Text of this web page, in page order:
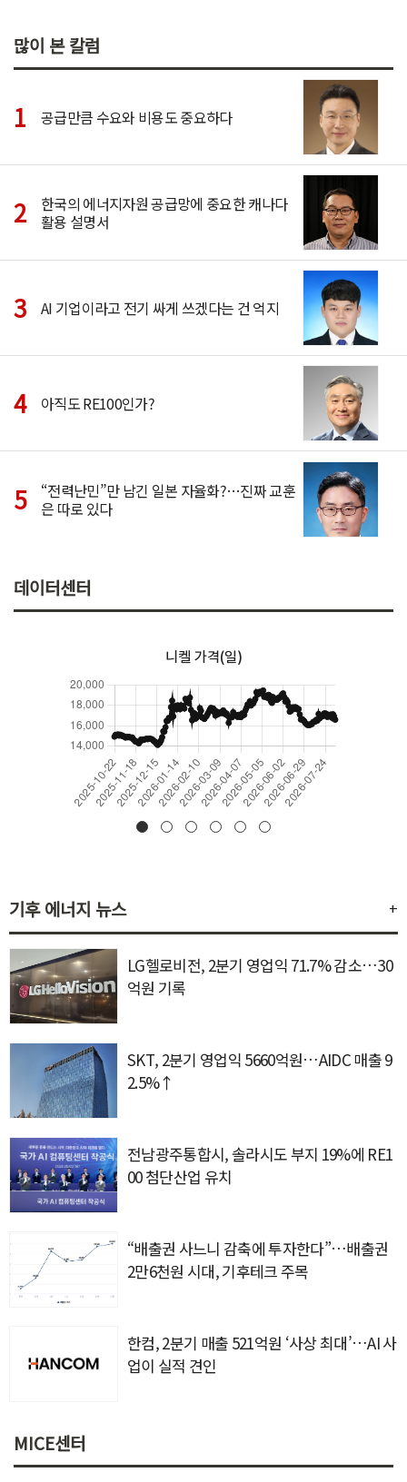
많이 본 칼럼
공급만큼 수요와 비용도 중요하다
한국의 에너지자원 공급망에 중요한 캐나다
활용 설명서
AI 기업이라고 전기 싸게 쓰겠다는 건 억지
아직도 RE100인가?
“전력난민”만 남긴 일본 자율화?…진짜 교훈
은 따로 있다
데이터센터
니켈 가격(일)
기후 에너지 뉴스 +
LG헬로비전, 2분기 영업익 71.7% 감소…30
억원 기록
SKT, 2분기 영업익 5660억원…AIDC 매출 9
2.5%↑
전남광주통합시, 솔라시도 부지 19%에 RE1
00 첨단산업 유치
“배출권 사느니 감축에 투자한다”…배출권
2만6천원 시대, 기후테크 주목
한컴, 2분기 매출 521억원 ‘사상 최대’…AI 사
업이 실적 견인
MICE센터